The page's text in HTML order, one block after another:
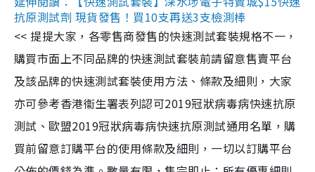
抗原測試劑 現貨發售！買10支再送3支檢測棒
<< 提提大家，各零售商發售的快速測試套裝規格不一，
購買市面上不同品牌的快速測試套裝前請留意售賣平台
及該品牌的快速測試套裝使用方法、條款及細則，大家
亦可參考香港衞生署表列認可2019冠狀病毒病快速抗原
測試、歐盟2019冠狀病毒病快速抗原測試通用名單，購
買前留意訂購平台的使用條款及細則，一切以訂購平台